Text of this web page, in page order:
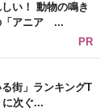
い！ 動物の鳴き
「アニア ...
PR
る街」ランキングT
次ぐ...